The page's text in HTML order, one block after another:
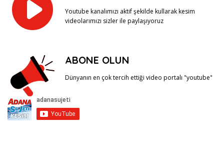
Youtube kanalımızı aktif şekilde kullarak kesim
videolarımızı sizler ile paylaşıyoruz
ABONE OLUN
Dünyanın en çok tercih ettiği video portalı "youtube"